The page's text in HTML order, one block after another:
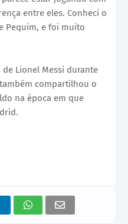
entre eles. Conheci o
Pequim, e foi muito
Lionel Messi durante
compartilhou o
na época em que